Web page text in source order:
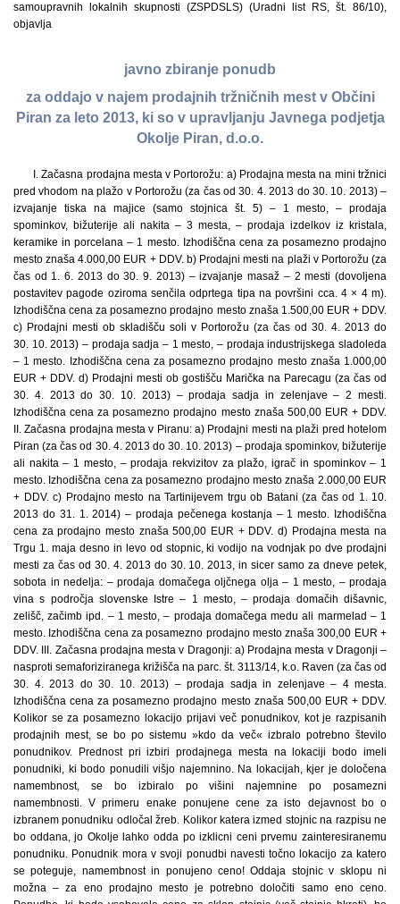
samoupravnih lokalnih skupnosti (ZSPDSLS) (Uradni list RS, št. 86/10),
objavlja
javno zbiranje ponudb
za oddajo v najem prodajnih tržničnih mest v Občini
Piran za leto 2013, ki so v upravljanju Javnega podjetja
Okolje Piran, d.o.o.
I. Začasna prodajna mesta v Portorožu: a) Prodajna mesta na mini tržnici
pred vhodom na plažo v Portorožu (za čas od 30. 4. 2013 do 30. 10. 2013) –
izvajanje tiska na majice (samo stojnica št. 5) – 1 mesto, – prodaja
spominkov, bižuterije ali nakita – 3 mesta, – prodaja izdelkov iz kristala,
keramike in porcelana – 1 mesto. Izhodiščna cena za posamezno prodajno
mesto znaša 4.000,00 EUR + DDV. b) Prodajni mesti na plaži v Portorožu (za
čas od 1. 6. 2013 do 30. 9. 2013) – izvajanje masaž – 2 mesti (dovoljena
postavitev pagode oziroma senčila odprtega tipa na površini cca. 4 × 4 m).
Izhodiščna cena za posamezno prodajno mesto znaša 1.500,00 EUR + DDV.
c) Prodajni mesti ob skladišču soli v Portorožu (za čas od 30. 4. 2013 do
30. 10. 2013) – prodaja sadja – 1 mesto, – prodaja industrijskega sladoleda
– 1 mesto. Izhodiščna cena za posamezno prodajno mesto znaša 1.000,00
EUR + DDV. d) Prodajni mesti ob gostišču Marička na Parecagu (za čas od
30. 4. 2013 do 30. 10. 2013) – prodaja sadja in zelenjave – 2 mesti.
Izhodiščna cena za posamezno prodajno mesto znaša 500,00 EUR + DDV.
II. Začasna prodajna mesta v Piranu: a) Prodajni mesti na plaži pred hotelom
Piran (za čas od 30. 4. 2013 do 30. 10. 2013) – prodaja spominkov, bižuterije
ali nakita – 1 mesto, – prodaja rekvizitov za plažo, igrač in spominkov – 1
mesto. Izhodiščna cena za posamezno prodajno mesto znaša 2.000,00 EUR
+ DDV. c) Prodajno mesto na Tartinijevem trgu ob Batani (za čas od 1. 10.
2013 do 31. 1. 2014) – prodaja pečenega kostanja – 1 mesto. Izhodiščna
cena za prodajno mesto znaša 500,00 EUR + DDV. d) Prodajna mesta na
Trgu 1. maja desno in levo od stopnic, ki vodijo na vodnjak po dve prodajni
mesti za čas od 30. 4. 2013 do 30. 10. 2013, in sicer samo za dneve petek,
sobota in nedelja: – prodaja domačega oljčnega olja – 1 mesto, – prodaja
vina s področja slovenske Istre – 1 mesto, – prodaja domačih dišavnic,
zelišč, začimb ipd. – 1 mesto, – prodaja domačega medu ali marmelad – 1
mesto. Izhodiščna cena za posamezno prodajno mesto znaša 300,00 EUR +
DDV. III. Začasna prodajna mesta v Dragonji: a) Prodajna mesta v Dragonji –
nasproti semaforiziranega križišča na parc. št. 3113/14, k.o. Raven (za čas od
30. 4. 2013 do 30. 10. 2013) – prodaja sadja in zelenjave – 4 mesta.
Izhodiščna cena za posamezno prodajno mesto znaša 500,00 EUR + DDV.
Kolikor se za posamezno lokacijo prijavi več ponudnikov, kot je razpisanih
prodajnih mest, se bo po sistemu »kdo da več« izbralo potrebno število
ponudnikov. Prednost pri izbiri prodajnega mesta na lokaciji bodo imeli
ponudniki, ki bodo ponudili višjo najemnino. Na lokacijah, kjer je določena
namembnost, se bo izbiralo po višini najemnine po posamezni
namembnosti. V primeru enake ponujene cene za isto dejavnost bo o
izbranem ponudniku odločal žreb. Kolikor katera izmed stojnic na razpisu ne
bo oddana, jo Okolje lahko odda po izklicni ceni prvemu zainteresiranemu
ponudniku. Ponudnik mora v svoji ponudbi navesti točno lokacijo za katero
se poteguje, namembnost in ponujeno ceno! Oddaja stojnic v sklopu ni
možna – za eno prodajno mesto je potrebno določiti samo eno ceno.